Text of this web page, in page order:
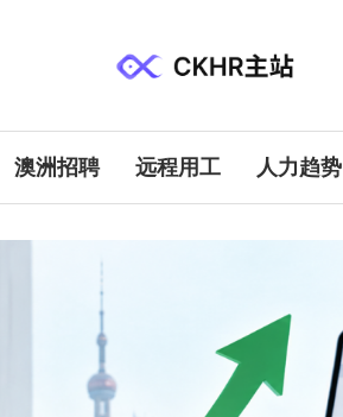
澳洲招聘 远程用工 人力趋势